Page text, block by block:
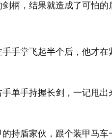
柄，结果就造成了可怕的
手掌飞起半个后，他才
单手持握长剑，一记甩
持盾家伙，跟个装甲马